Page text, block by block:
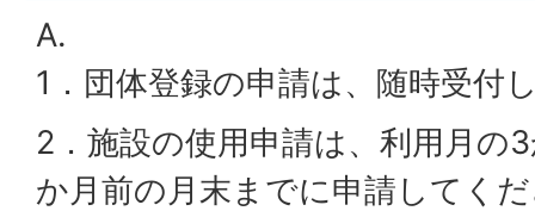
A.
1．団体登録の申請は、随時受付
2．施設の使用申請は、利用月の
か月前の月末までに申請してく